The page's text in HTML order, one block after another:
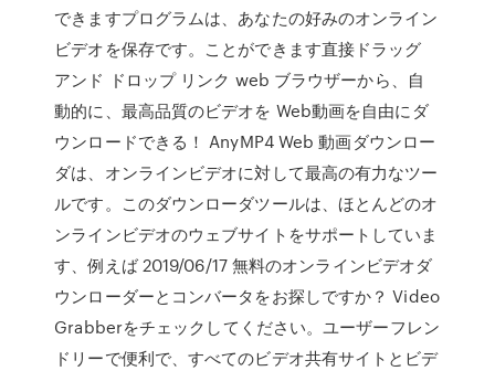
できますプログラムは、あなたの好みのオンライン
ビデオを保存です。ことができます直接ドラッグ
アンド ドロップ リンク web ブラウザーから、自
動的に、最高品質のビデオを Web動画を自由にダ
ウンロードできる！ AnyMP4 Web 動画ダウンロー
ダは、オンラインビデオに対して最高の有力なツー
ルです。このダウンローダツールは、ほとんどのオ
ンラインビデオのウェブサイトをサポートしていま
す、例えば 2019/06/17 無料のオンラインビデオダ
ウンローダーとコンバータをお探しですか？ Video
Grabberをチェックしてください。ユーザーフレン
ドリーで便利で、すべてのビデオ共有サイトとビデ